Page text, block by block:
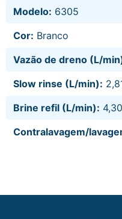
Modelo: 6305
Cor: Branco
Vazão de dreno (L/
Slow rinse (L/min):
Brine refil (L/min): 4,30
Contralavagem/